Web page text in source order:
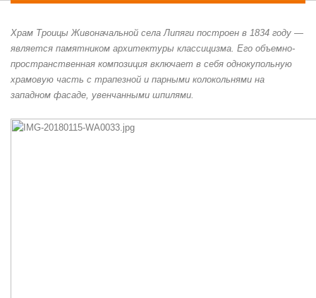
Храм Троицы Живоначальной села Липяги построен в 1834 году —
является памятником архитектуры классицизма. Его объемно-
пространственная композиция включает в себя однокупольную
храмовую часть с трапезной и парными колокольнями на
западном фасаде, увенчанными шпилями.